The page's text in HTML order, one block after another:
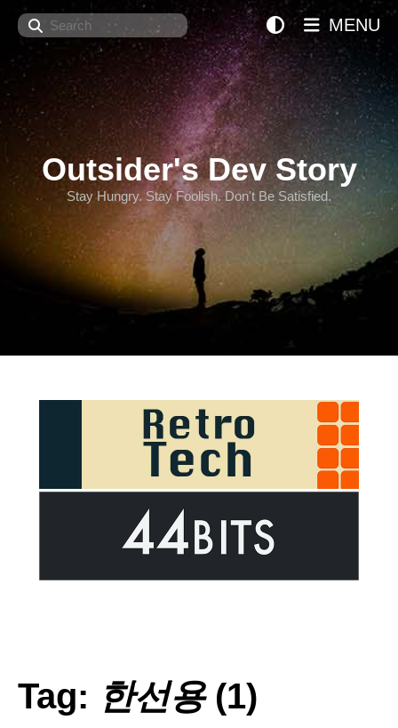
Search
Outsider's Dev Story
Stay Hungry. Stay Foolish. Don't Be Satisfied.
MENU
Tag: 한선용(1)